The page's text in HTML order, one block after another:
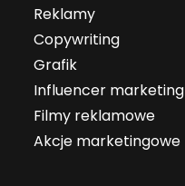
Reklamy
Copywriting
Grafik
Influencer marketing
Filmy reklamowe
Akcje marketingowe